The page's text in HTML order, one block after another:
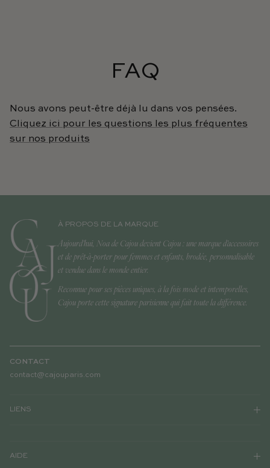
FAQ
Nous avons peut-être déjà lu dans vos pensées.
Cliquez ici pour les questions les plus fréquentes
sur nos produits
À PROPOS DE LA MARQUE
Aujourd'hui, Noa de Cajou devient Cajou : une marque d'accessoires
et de prêt-à-porter pour femmes et enfants, brodée, personnalisable
et vendue dans le monde entier.
Reconnue pour ses pièces uniques, à la fois mode et intemporelles,
Cajou porte cette signature parisienne qui fait toute la différence.
CONTACT
contact@cajouparis.com
LIENS
AIDE